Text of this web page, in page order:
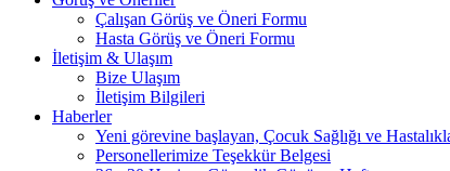
Çalışan Görüş ve Öneri Formu
Hasta Görüş ve Öneri Formu
İletişim & Ulaşım
Bize Ulaşım
İletişim Bilgileri
Haberler
Yeni görevine başlayan, Çocuk Sağlığı ve
Personellerimize Teşekkür Belgesi